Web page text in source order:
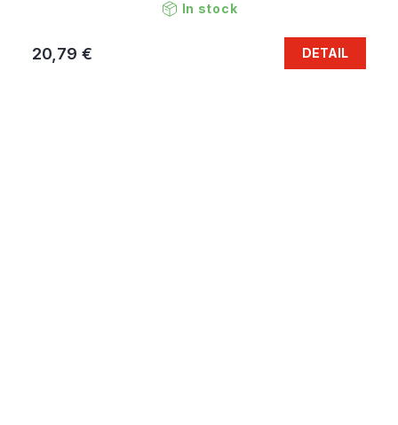
In stock
20,79 € DETAIL